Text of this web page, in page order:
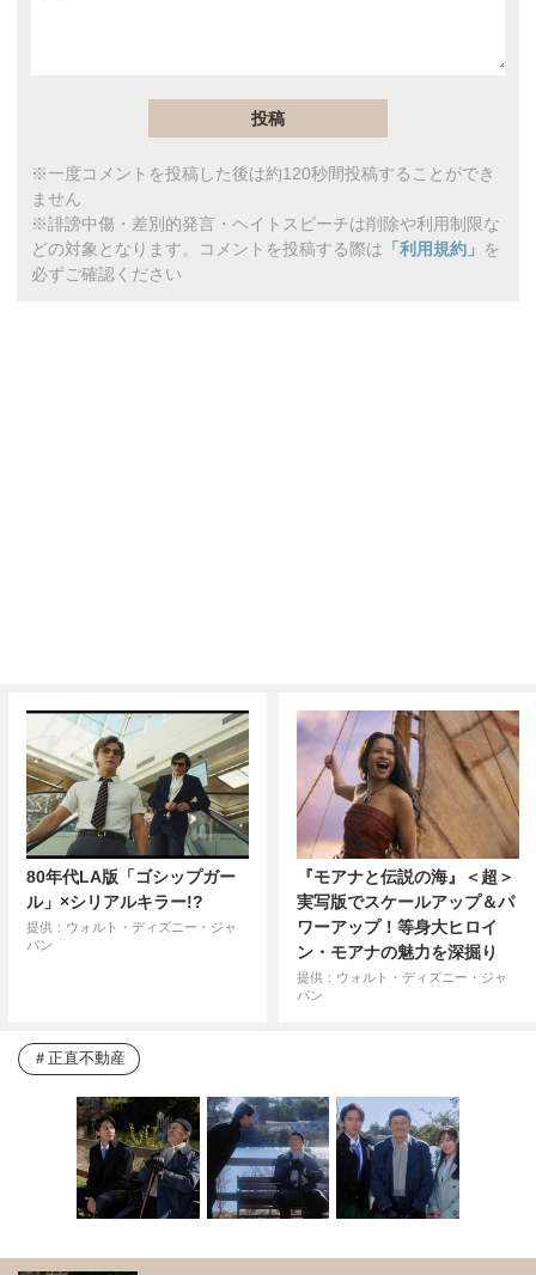
※一度コメントを投稿した後は約120秒間投稿することができ
ません
※誹謗中傷・差別的発言・ヘイトスピーチは削除や利用制限な
どの対象となります。コメントを投稿する際は 「利用規約」 を
必ずご確認ください
80年代LA版「ゴシップガー
ル」×シリアルキラー!?
提供：ウォルト・ディズニー・ジャ
パン
『モアナと伝説の海』＜超＞
実写版でスケールアップ＆パ
ワーアップ！等身大ヒロイ
ン・モアナの魅力を深掘り
提供：ウォルト・ディズニー・ジャ
パン
正直不動産